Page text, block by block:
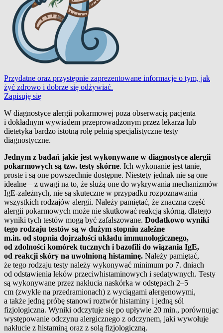
Przydatne oraz przystępnie zaprezentowane informacje o tym, jak
żyć zdrowo i dobrze się odżywiać.
Zapisuję się
W diagnostyce alergii pokarmowej poza obserwacją pacjenta
i dokładnym wywiadem przeprowadzonym przez lekarza lub
dietetyka bardzo istotną rolę pełnią specjalistyczne testy
diagnostyczne.
Jednym z badań jakie jest wykonywane w diagnostyce alergii
pokarmowych są tzw. testy skórne. Ich wykonanie jest tanie,
proste i są one powszechnie dostępne. Niestety jednak nie są one
idealne – z uwagi na to, że służą one do wykrywania mechanizmów
IgE-zależnych, nie są skuteczne w przypadku rozpoznawania
wszystkich rodzajów alergii. Należy pamiętać, że znaczna część
alergii pokarmowych może nie skutkować reakcją skórną, dlatego
wyniki tych testów mogą być zafałszowane. Dodatkowo wyniki
tego rodzaju testów są w dużym stopniu zależne
m.in. od stopnia dojrzałości układu immunologicznego,
od zdolności komórek tucznych i bazofili do wiązania IgE,
od reakcji skóry na uwolnioną histaminę. Należy pamiętać,
że tego rodzaju testy należy wykonywać minimum po 7. dniach
od odstawienia leków przeciwhistaminowych i sedatywnych. Testy
są wykonywane przez nakłucia naskórka w odstępach 2–5
cm (zwykle na przedramionach) z wyciągami alergenowymi,
a także jedną próbę stanowi roztwór histaminy i jedną sól
fizjologiczna. Wyniki odczytuje się po upływie 20 min., porównując
występowanie odczynu alergicznego z odczynem, jaki wywołuje
nakłucie z histaminą oraz z solą fizjologiczną.